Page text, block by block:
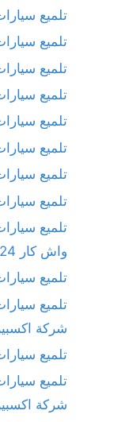
تلميع
تلميع
تلميع
تلميع
تلميع
تلميع
تلميع
تلميع
تلميع
واش كار 2024
تلميع
تلميع
شركة
تلميع
تلميع
شركة